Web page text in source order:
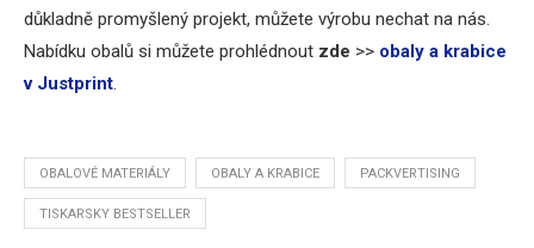
důkladně promyšlený projekt, můžete výrobu nechat na nás.
Nabídku obalů si můžete prohlédnout zde >> obaly a krabice
v Justprint.
OBALOVÉ MATERIÁLY OBALY A KRABICE PACKVERTISING
TISKARSKY BESTSELLER